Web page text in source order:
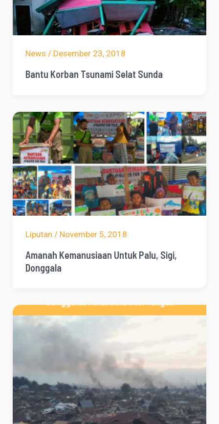
News / Desember 23, 2018
Bantu Korban Tsunami Selat Sunda
Liputan / November 5, 2018
Amanah Kemanusiaan Untuk Palu, Sigi,
Donggala